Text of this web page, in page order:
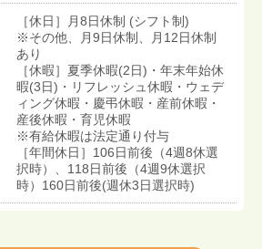
［休日］月8日休制 (シフト制)
※その他、月9日休制、月12日休制
あり
［休暇］夏季休暇(2日)・年末年始休
暇(3日)・リフレッシュ休暇・ウェデ
ィング休暇・慶弔休暇・産前休暇・
産後休暇・育児休暇
※有給休暇は法定通り付与
［年間休日］106日前後（4週8休選
択時）、118日前後（4週9休選択
時）160日前後(週休3日選択時)